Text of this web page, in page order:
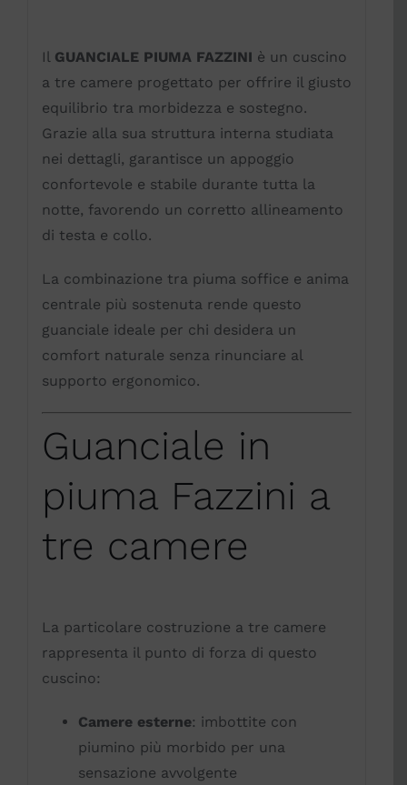
Il GUANCIALE PIUMA FAZZINI è un cuscino
a tre camere progettato per offrire il giusto
equilibrio tra morbidezza e sostegno.
Grazie alla sua struttura interna studiata
nei dettagli, garantisce un appoggio
confortevole e stabile durante tutta la
notte, favorendo un corretto allineamento
di testa e collo.
La combinazione tra piuma soffice e anima
centrale più sostenuta rende questo
guanciale ideale per chi desidera un
comfort naturale senza rinunciare al
supporto ergonomico.
Guanciale in
piuma Fazzini a
tre camere
La particolare costruzione a tre camere
rappresenta il punto di forza di questo
cuscino:
Camere esterne: imbottite con
piumino più morbido per una
sensazione avvolgente